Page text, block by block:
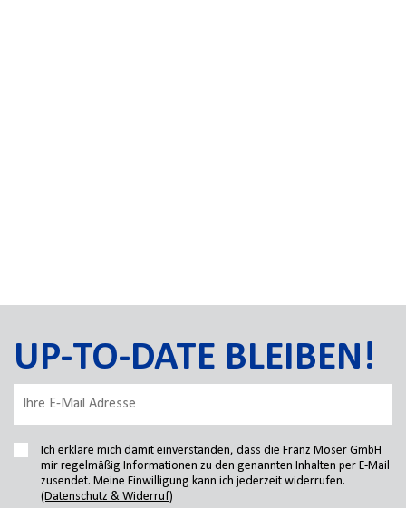
UP-TO-DATE BLEIBEN!
Ich erkläre mich damit einverstanden, dass die Franz Moser GmbH
mir regelmäßig Informationen zu den genannten Inhalten per E-Mail
zusendet. Meine Einwilligung kann ich jederzeit widerrufen.
(Datenschutz & Widerruf)